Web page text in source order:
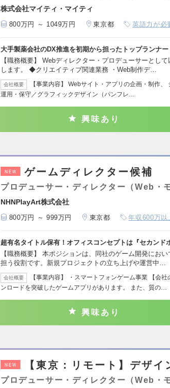
株式会社マイティ・マイティ
800万円 ～ 1049万円 東京都 英語力が必
大手製薬会社のDX推進を初期から担ったトップランナ
【職務概要】 Webディレクター・プロデューサーとし
します。 ◆クリエイティブ関連業務 ・Web制作デ…
会社概要
【事業内容】 Webサイト・アプリの企画・制作、
運用・保守／グラフィックデザイン（パンフレ…
興味あり
NEW ゲームディレクター候補
プロデューサー・ディレクター（Web・
NHNPlayArt株式会社
800万円 ～ 999万円 東京都 年収600万以
超有名タイトル保有！オフィスコンセプトは『セカン
【職務概要】 本ポジションは、同社のゲーム開発にお
担う役割です。新規プロジェクトの立ち上げや運営中…
会社概要
【事業内容】 ・スマートフォンゲーム事業 【会
ンロードを突破したゲームアプリがあります。 また、質の…
興味あり
NEW 【東京：リモート】デザイ
プロデューサー・ディレクター（Web・